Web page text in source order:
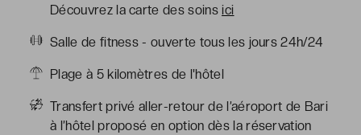
Découvrez la carte des soinsici
Salle de fitness - ouverte tous les jours 24h/24
Plage à 5 kilomètres de l'hôtel
Transfert privé aller-retour de l’aéroport de Bari
à l’hôtel proposé en option dès la réservation